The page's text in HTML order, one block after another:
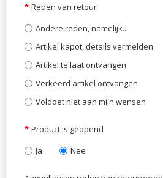
Reden van retour
Andere reden, namelijk...
Artikel kapot, details vermelden
Artikel te laat ontvangen
Verkeerd artikel ontvangen
Voldoet niet aan mijn wensen
Product is geopend
Ja
Nee